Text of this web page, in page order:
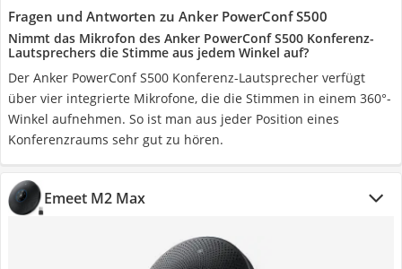
Fragen und Antworten zu Anker PowerConf S500
Nimmt das Mikrofon des Anker PowerConf S500 Konferenz-
Lautsprechers die Stimme aus jedem Winkel auf?
Der Anker PowerConf S500 Konferenz-Lautsprecher verfügt
über vier integrierte Mikrofone, die die Stimmen in einem 360°-
Winkel aufnehmen. So ist man aus jeder Position eines
Konferenzraums sehr gut zu hören.
Emeet M2 Max